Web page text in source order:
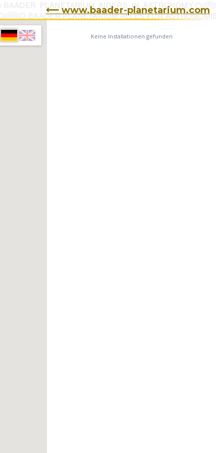
⟵ www.baader-planetarium.com
Keine Installationen gefunden